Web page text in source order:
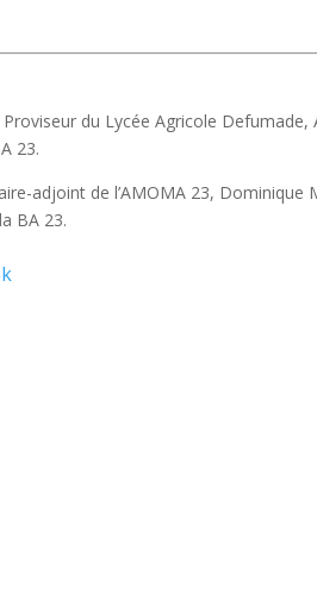
Proviseur du Lycée Agricole Defumade,
23.
adjoint de l’AMOMA 23, Dominique
BA 23.